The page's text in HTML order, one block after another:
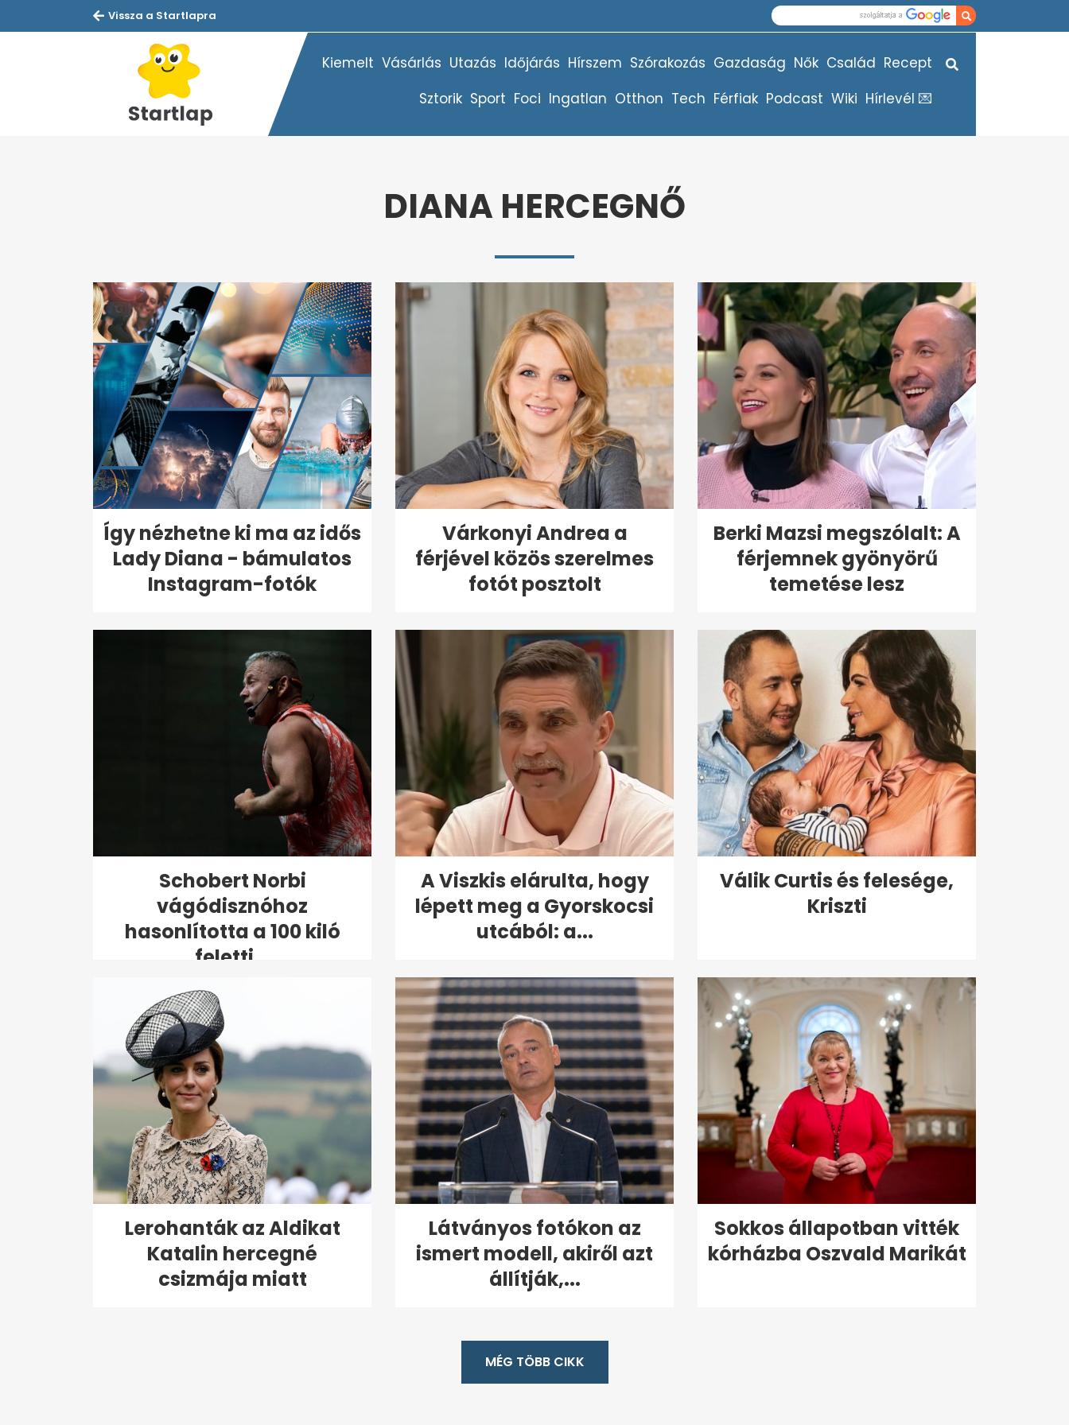
Vissza a Startlapra
Kiemelt Vásárlás Utazás Időjárás Hírszem Szórakozás Gazdaság Nők Család Recept
Sztorik Sport Foci Ingatlan Otthon Tech Férfiak Podcast Wiki Hírlevél 💌
DIANA HERCEGNŐ
Így nézhetne ki ma az idős
Lady Diana - bámulatos
Instagram-fotók
Várkonyi Andrea a
férjével közös szerelmes
fotót posztolt
Berki Mazsi megszólalt: A
férjemnek gyönyörű
temetése lesz
Schobert Norbi
vágódisznóhoz
hasonlította a 100 kiló
feletti...
A Viszkis elárulta, hogy
lépett meg a Gyorskocsi
utcából: a...
Válik Curtis és felesége,
Kriszti
Lerohanták az Aldikat
Katalin hercegné
csizmája miatt
Látványos fotókon az
ismert modell, akiről azt
állítják,...
Sokkos állapotban vitték
kórházba Oszvald Marikát
MÉG TÖBB CIKK